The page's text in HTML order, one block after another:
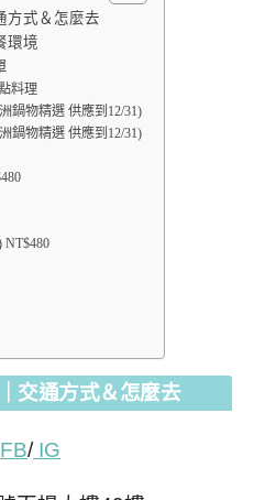
方式＆怎麼去
環境
料理
鍋物精選 供應到12/31)
鍋物精選 供應到12/31)
NT$480
交通方式＆怎麼去
FB/IG